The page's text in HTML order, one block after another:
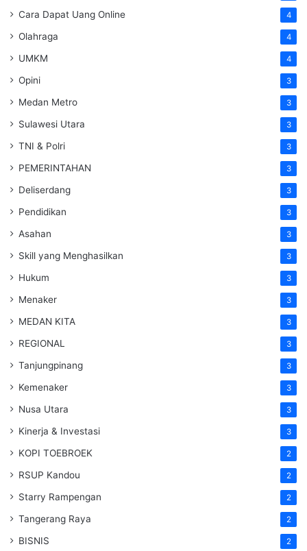
Cara Dapat Uang Online 4
Olahraga 4
UMKM 4
Opini 3
Medan Metro 3
Sulawesi Utara 3
TNI & Polri 3
PEMERINTAHAN 3
Deliserdang 3
Pendidikan 3
Asahan 3
Skill yang Menghasilkan 3
Hukum 3
Menaker 3
MEDAN KITA 3
REGIONAL 3
Tanjungpinang 3
Kemenaker 3
Nusa Utara 3
Kinerja & Investasi 3
KOPI TOEBROEK 2
RSUP Kandou 2
Starry Rampengan 2
Tangerang Raya 2
BISNIS 2